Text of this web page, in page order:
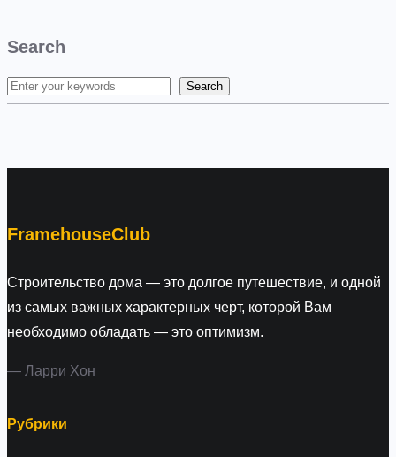
Search
S
Search
FramehouseClub
Строительство дома — это долгое путешествие, и одной
из самых важных характерных черт, которой Вам
необходимо обладать — это оптимизм.
— Ларри Хон
Рубрики